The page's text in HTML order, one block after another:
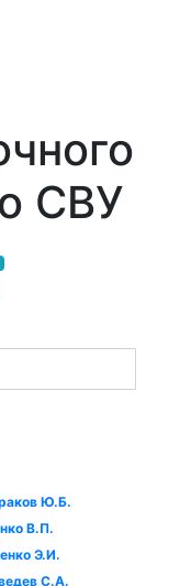
СВУ
Ю.Б.
В.П.
Э.И.
С.А.